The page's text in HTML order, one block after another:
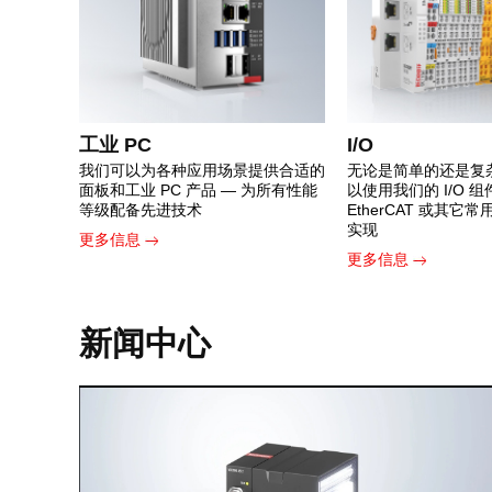
工业 PC
我们可以为各种应用场景提供合适的
面板和工业 PC 产品 — 为所有性能
等级配备先进技术
更多信息
I/O
无论是简单的还是复
以使用我们的 I/O 组
EtherCAT 或其它常
实现
更多信息
新闻中心